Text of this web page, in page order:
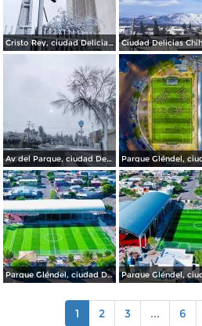
Cristo Rey, ciudad Delicias.
Av del Parque, ciudad Delicias.
Parque Gléndel, ciudad Delicias Chihuahua.
1 2 3 ... 6